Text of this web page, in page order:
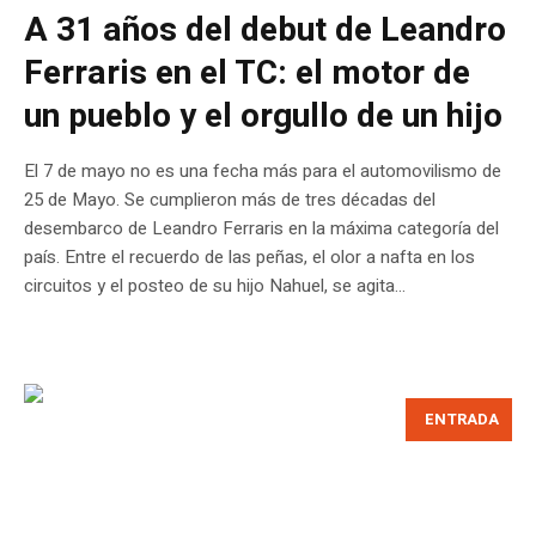
A 31 años del debut de Leandro
Ferraris en el TC: el motor de
un pueblo y el orgullo de un hijo
El 7 de mayo no es una fecha más para el automovilismo de
25 de Mayo. Se cumplieron más de tres décadas del
desembarco de Leandro Ferraris en la máxima categoría del
país. Entre el recuerdo de las peñas, el olor a nafta en los
circuitos y el posteo de su hijo Nahuel, se agita...
ENTRADA